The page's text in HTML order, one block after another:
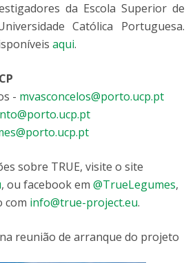
da Escola Superior de
Católica Portuguesa.
aqui.
- mvasconcelos@porto.ucp.pt
sobre TRUE, visite o site
, ou facebook em @TrueLegumes,
com info@true-project.eu.
reunião de arranque do projeto